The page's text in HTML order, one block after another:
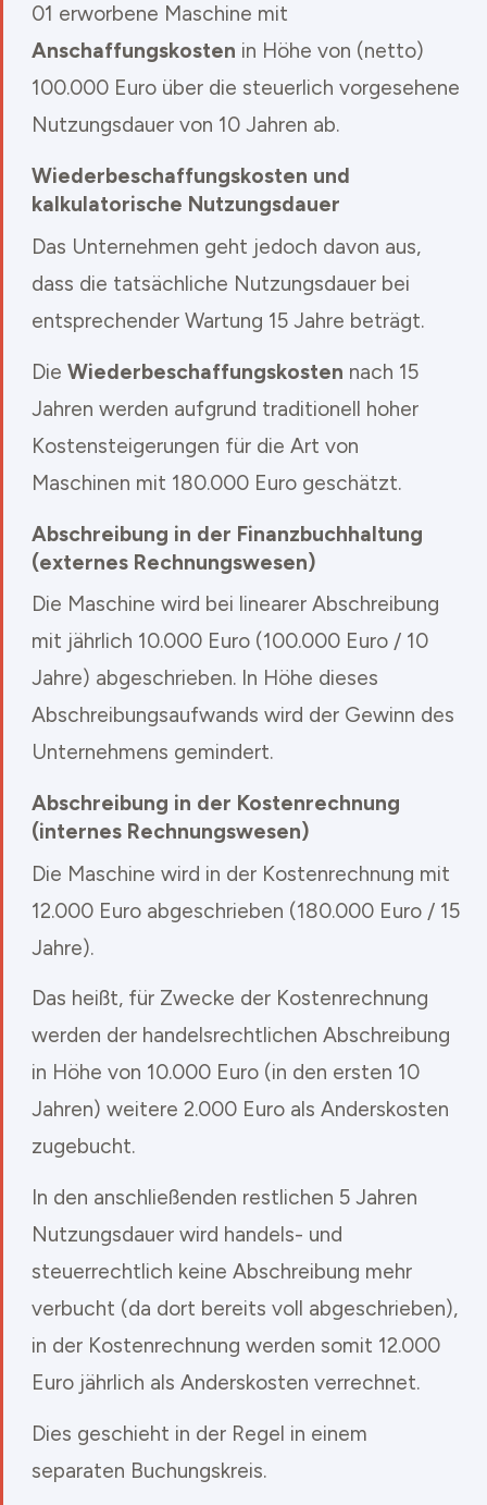
01 erworbene Maschine mit
Anschaffungskosten in Höhe von (netto)
100.000 Euro über die steuerlich vorgesehene
Nutzungsdauer von 10 Jahren ab.
Wiederbeschaffungskosten und
kalkulatorische Nutzungsdauer
Das Unternehmen geht jedoch davon aus,
dass die tatsächliche Nutzungsdauer bei
entsprechender Wartung 15 Jahre beträgt.
Die Wiederbeschaffungskosten nach 15
Jahren werden aufgrund traditionell hoher
Kostensteigerungen für die Art von
Maschinen mit 180.000 Euro geschätzt.
Abschreibung in der Finanzbuchhaltung
(externes Rechnungswesen)
Die Maschine wird bei linearer Abschreibung
mit jährlich 10.000 Euro (100.000 Euro / 10
Jahre) abgeschrieben. In Höhe dieses
Abschreibungsaufwands wird der Gewinn des
Unternehmens gemindert.
Abschreibung in der Kostenrechnung
(internes Rechnungswesen)
Die Maschine wird in der Kostenrechnung mit
12.000 Euro abgeschrieben (180.000 Euro / 15
Jahre).
Das heißt, für Zwecke der Kostenrechnung
werden der handelsrechtlichen Abschreibung
in Höhe von 10.000 Euro (in den ersten 10
Jahren) weitere 2.000 Euro als Anderskosten
zugebucht.
In den anschließenden restlichen 5 Jahren
Nutzungsdauer wird handels- und
steuerrechtlich keine Abschreibung mehr
verbucht (da dort bereits voll abgeschrieben),
in der Kostenrechnung werden somit 12.000
Euro jährlich als Anderskosten verrechnet.
Dies geschieht in der Regel in einem
separaten Buchungskreis.